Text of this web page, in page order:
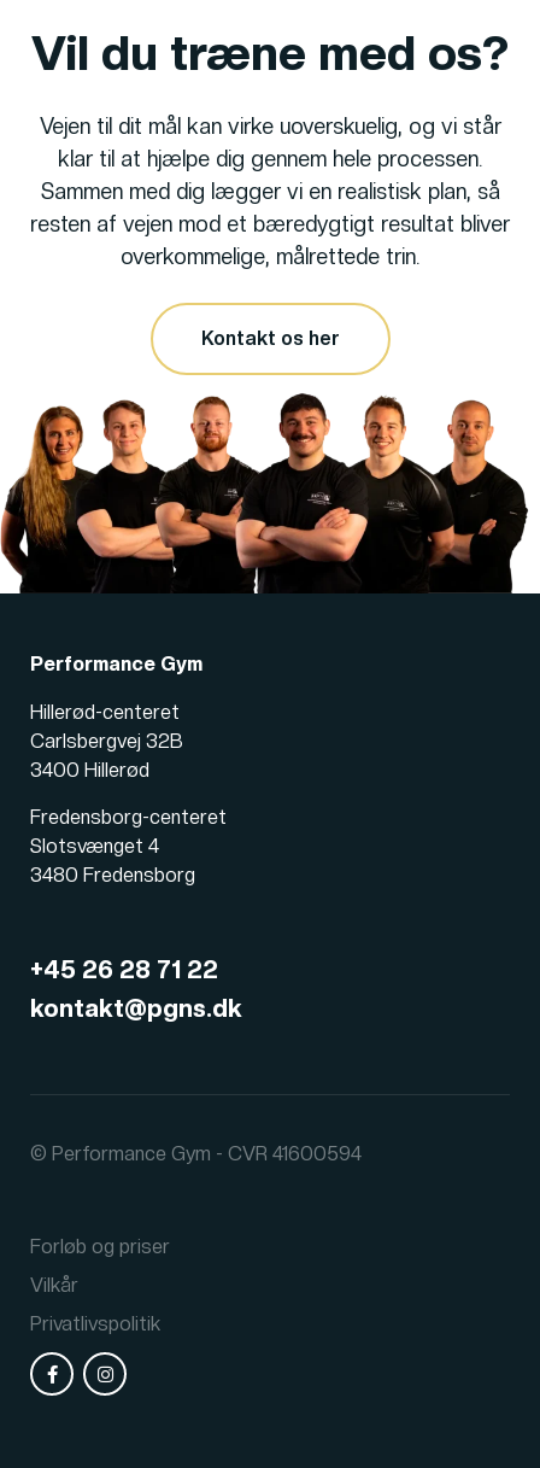
Vil du træne med os?
Vejen til dit mål kan virke uoverskuelig, og vi står
klar til at hjælpe dig gennem hele processen.
Sammen med dig lægger vi en realistisk plan, så
resten af vejen mod et bæredygtigt resultat bliver
overkommelige, målrettede trin.
Kontakt os her
Performance Gym
Hillerød-centeret
Carlsbergvej 32B
3400 Hillerød
Fredensborg-centeret
Slotsvænget 4
3480 Fredensborg
+45 26 28 71 22
kontakt@pgns.dk
© Performance Gym - CVR 41600594
Forløb og priser
Vilkår
Privatlivspolitik